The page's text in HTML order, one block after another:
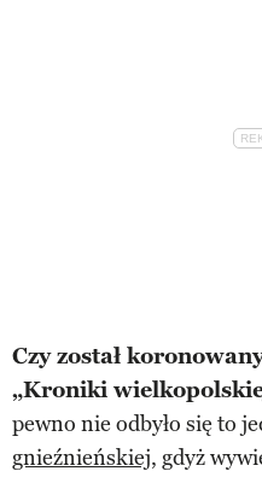
Czy został
„Kroniki
pewno nie odbyło się to
gnieźnieńskiej, gdyż